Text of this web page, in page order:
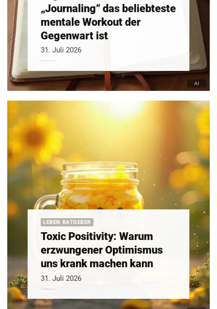
„Journaling“ das beliebteste
mentale Workout der
Gegenwart ist
31. Juli 2026
LEBEN RATGEBER
Toxic Positivity: Warum
erzwungener Optimismus
uns krank machen kann
31. Juli 2026